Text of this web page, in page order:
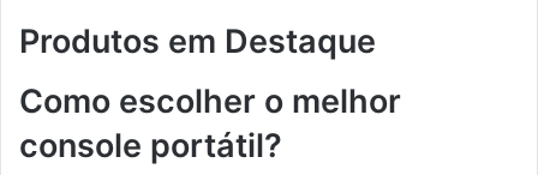
Produtos em Destaque
Como escolher o melhor
console portátil?